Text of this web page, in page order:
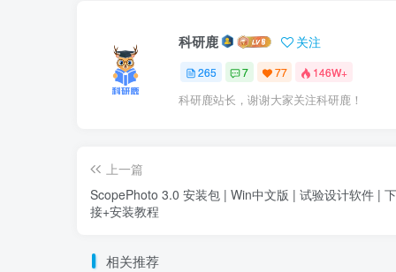
科研鹿 关注
265 7 77 146W+
科研鹿站长，谢谢大家关注科研鹿！
上一篇
ScopePhoto 3.0 安装包 | Win中文版 | 试验设计软件 |
接+安装教程
相关推荐